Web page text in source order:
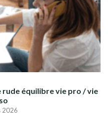
rude équilibre vie pro / vie
2026